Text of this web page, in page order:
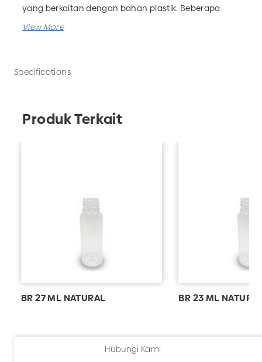
Hubungi Kami
yang berkaitan dengan bahan plastik. Beberapa
kemasan yang dapat Anda temukan diantaranya
bisnis minuman Anda. UD Adhika juga menerima
Specifications
Produk Terkait
BR 27 ML NATURAL BR 23 ML